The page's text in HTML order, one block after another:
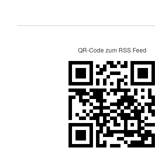
QR-Code zum RSS Feed